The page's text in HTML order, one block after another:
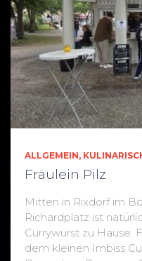
ALLGEMEIN
Fräulein Pilz
Mitten in Rixdorf im
Richardplatz ist
Currywurst zu Hause:
dem kleinen Imbiss